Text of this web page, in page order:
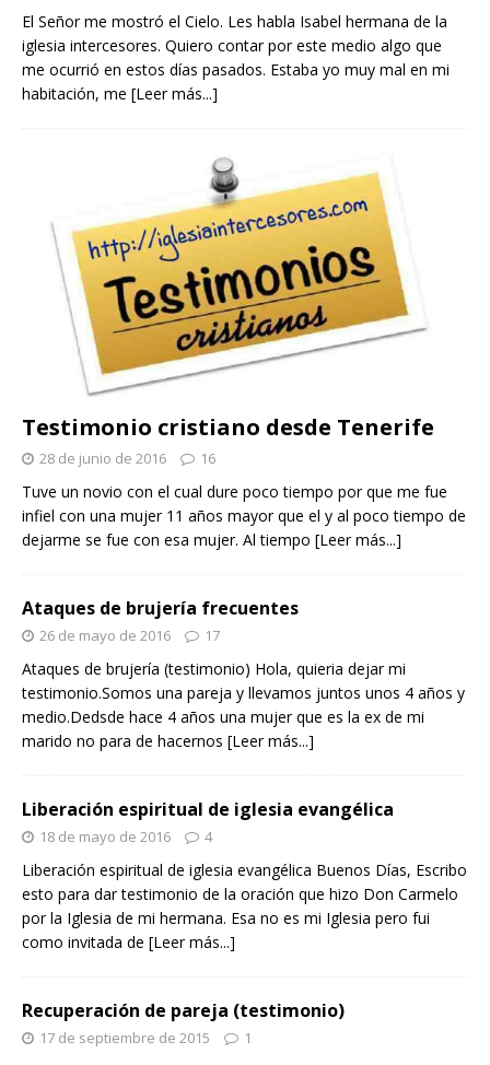
El Señor me mostró el Cielo. Les habla Isabel hermana de la
iglesia intercesores. Quiero contar por este medio algo que
me ocurrió en estos días pasados. Estaba yo muy mal en mi
habitación, me [Leer más...]
Testimonio cristiano desde Tenerife
28 de junio de 2016 16
Tuve un novio con el cual dure poco tiempo por que me fue
infiel con una mujer 11 años mayor que el y al poco tiempo de
dejarme se fue con esa mujer. Al tiempo [Leer más...]
Ataques de brujería frecuentes
26 de mayo de 2016 17
Ataques de brujería (testimonio) Hola, quieria dejar mi
testimonio.Somos una pareja y llevamos juntos unos 4 años y
medio.Dedsde hace 4 años una mujer que es la ex de mi
marido no para de hacernos [Leer más...]
Liberación espiritual de iglesia evangélica
18 de mayo de 2016 4
Liberación espiritual de iglesia evangélica Buenos Días, Escribo
esto para dar testimonio de la oración que hizo Don Carmelo
por la Iglesia de mi hermana. Esa no es mi Iglesia pero fui
como invitada de [Leer más...]
Recuperación de pareja (testimonio)
17 de septiembre de 2015 1